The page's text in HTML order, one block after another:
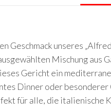
Geschmack unseres
Mischung aus
Gericht ein
Dinner oder besonderer
für alle, die italienische